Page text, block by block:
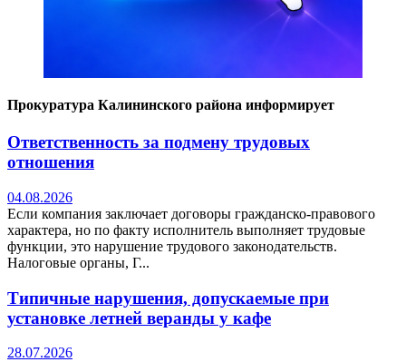
Прокуратура Калининского района информирует
Ответственность за подмену трудовых
отношения
04.08.2026
Если компания заключает договоры гражданско-правового
характера, но по факту исполнитель выполняет трудовые
функции, это нарушение трудового законодательств.
Налоговые органы, Г...
Типичные нарушения, допускаемые при
установке летней веранды у кафе
28.07.2026